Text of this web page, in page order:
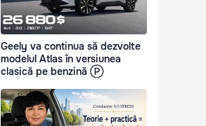
Geely va continua să dezvolte
modelul Atlas în versiunea
clasică pe benzină Ⓟ